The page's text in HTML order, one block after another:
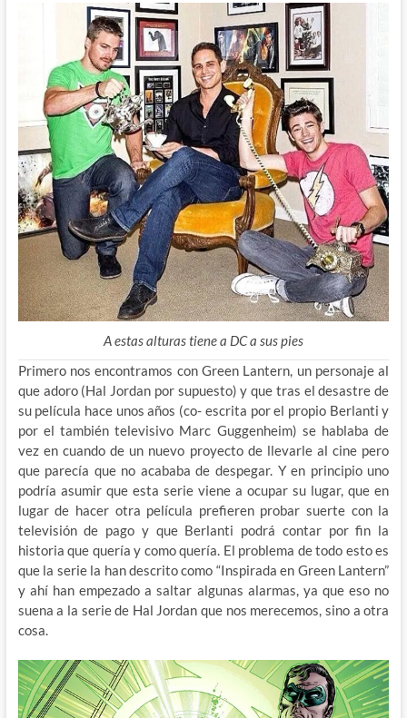
A estas alturas tiene a DC a sus pies
Primero nos encontramos con Green Lantern, un personaje al
que adoro (Hal Jordan por supuesto) y que tras el desastre de
su película hace unos años (co- escrita por el propio Berlanti y
por el también televisivo Marc Guggenheim) se hablaba de
vez en cuando de un nuevo proyecto de llevarle al cine pero
que parecía que no acababa de despegar. Y en principio uno
podría asumir que esta serie viene a ocupar su lugar, que en
lugar de hacer otra película prefieren probar suerte con la
televisión de pago y que Berlanti podrá contar por fin la
historia que quería y como quería. El problema de todo esto es
que la serie la han descrito como “Inspirada en Green Lantern”
y ahí han empezado a saltar algunas alarmas, ya que eso no
suena a la serie de Hal Jordan que nos merecemos, sino a otra
cosa.